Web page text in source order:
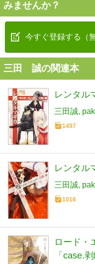
みませんか？
今すぐ登録する（
三田 誠の関連本
レンタル
三田誠
1497
レンタル
三田誠
1016
ロード・
「case.